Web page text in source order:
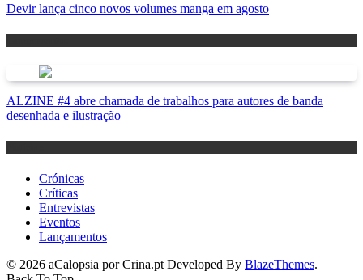
Devir lança cinco novos volumes manga em agosto
ALZINE #4 abre chamada de trabalhos para autores de banda
desenhada e ilustração
Crónicas
Críticas
Entrevistas
Eventos
Lançamentos
© 2026 aCalopsia por Crina.pt Developed By BlazeThemes.